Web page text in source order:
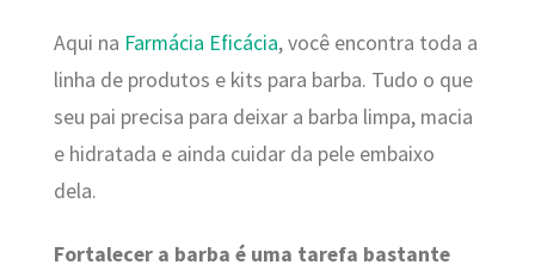
Aqui na Farmácia Eficácia, você encontra toda a
linha de produtos e kits para barba. Tudo o que
seu pai precisa para deixar a barba limpa, macia
e hidratada e ainda cuidar da pele embaixo
dela.
Fortalecer a barba é uma tarefa bastante